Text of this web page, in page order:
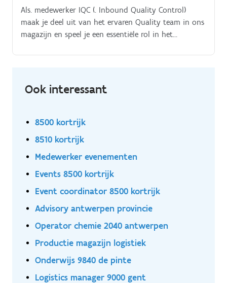
Als. medewerker IQC (. Inbound Quality Control)
maak je deel uit van het ervaren Quality team in ons
magazijn en speel je een essentiële rol in het
goederen.
Ook interessant
8500 kortrijk
8510 kortrijk
Medewerker evenementen
Events 8500 kortrijk
Event coordinator 8500 kortrijk
Advisory antwerpen provincie
Operator chemie 2040 antwerpen
Productie magazijn logistiek
Onderwijs 9840 de pinte
Logistics manager 9000 gent